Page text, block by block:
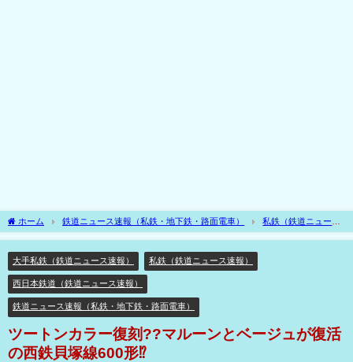
ホーム 鉄道ニュース速報（私鉄・地下鉄・路面電車）
私鉄（鉄道ニュース
速報）
大手私鉄（鉄道ニュース速報）
ツートンカラー復刻??マルーンとベー
大手私鉄（鉄道ニュース速報）
私鉄（鉄道ニュース速報）
西日本鉄道（鉄道ニュース速報）
鉄道ニュース速報（私鉄・地下鉄・路面電車）
ツートンカラー復刻??マルーンとベージュが復活
の西鉄貝塚線600形⁉